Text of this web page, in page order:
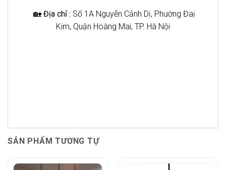
🏡 Địa chỉ : Số 1A Nguyễn Cảnh Dị, Phường Đaị
Kim, Quận Hoàng Mai, TP. Hà Nội
SẢN PHẨM TƯƠNG TỰ